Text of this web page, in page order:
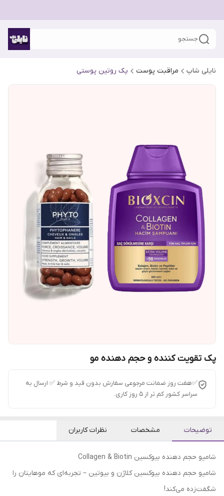
جستجو
نایلی شاپ مراقبت پوست پک روتین پوستی
پک تقویت کننده و حجم دهنده مو
✅هفت روز ضمانت مرجوعی سفارش بدون قید و شرط ✅ ارسال به
سراسر کشور کم تر از 5 روز کاری.
توضیحات مشخصات نظرات کاربران
شامپو حجم دهنده بیوکسین Collagen & Biotin
شامپو حجم دهنده بیوکسین کلاژن و بیوتین – تجربه‌ای که موهایتان را
شگفت‌زده می‌کند!